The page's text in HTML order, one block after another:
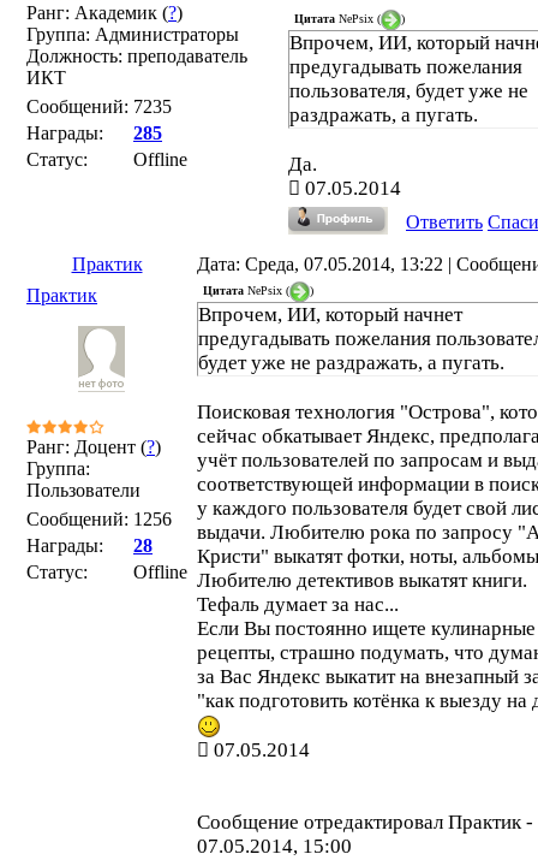
Ранг: Академик (?)
Группа: Администраторы
Должность: преподаватель
ИКТ
Сообщений: 7235
Награды:
285
Статус:
Offline
Цитата NePsix ( )
Впрочем, ИИ, который
предугадывать пожелания
пользователя, будет уже не
раздражать, а пугать.
Да.
07.05.2014
Ответить
Практик
Дата: Среда, 07.05.2014, 13:22 |
Практик
Ранг: Доцент (?)
Группа:
Пользователи
Сообщений: 1256
Награды:
28
Статус:
Offline
Цитата NePsix ( )
Впрочем, ИИ, который начнет
предугадывать пожелания
будет уже не раздражать, а пугать.
Поисковая технология "Острова",
сейчас обкатывает Яндекс,
учёт пользователей по запросам и
соответствующей информации в
у каждого пользователя будет свой
выдачи. Любителю рока по запросу
Кристи" выкатят фотки, ноты,
Любителю детективов выкатят книги.
Тефаль думает за нас...
Если Вы постоянно ищете кулинарные
рецепты, страшно подумать, что
за Вас Яндекс выкатит на внезапный
"как подготовить котёнка к выезду на
07.05.2014
Сообщение отредактировал Практик-
07.05.2014, 15:00